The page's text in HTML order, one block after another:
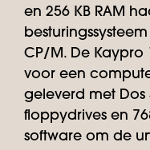
en 256 KB RAM
CP/M. De Kaypro
voor een
geleverd met Dos
floppydrives en
software om de